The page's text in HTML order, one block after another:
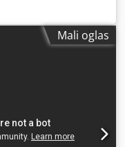
Mali oglas